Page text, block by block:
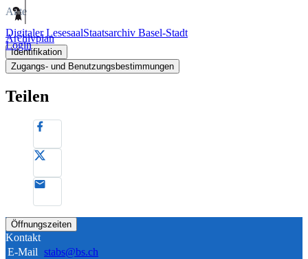
Digitaler LesesaalStaatsarchiv Basel-Stadt
Login
Akte
Archivplan
Identifikation
Zugangs- und Benutzungsbestimmungen
Teilen
Öffnungszeiten
Kontakt
E-Mail stabs@bs.ch